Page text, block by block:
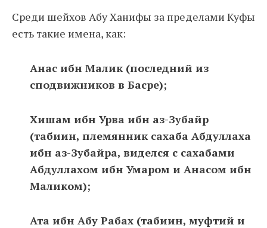
Среди шейхов Абу Ханифы за пределами Куфы
есть такие имена, как:
Анас ибн Малик (последний из
сподвижников в Басре);
Хишам ибн Урва ибн аз-Зубайр
(табиин, племянник сахаба Абдуллаха
ибн аз-Зубайра, виделся с сахабами
Абдуллахом ибн Умаром и Анасом ибн
Маликом);
Ата ибн Абу Рабах (табиин, муфтий и